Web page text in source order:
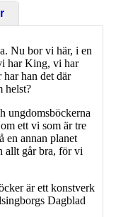
Nu bor vi här, i en
har King, vi har
han det där
helst?
ungdomsböckerna
ett vi som är tre
en annan planet
allt går bra, för vi
är ett konstverk
Dagblad